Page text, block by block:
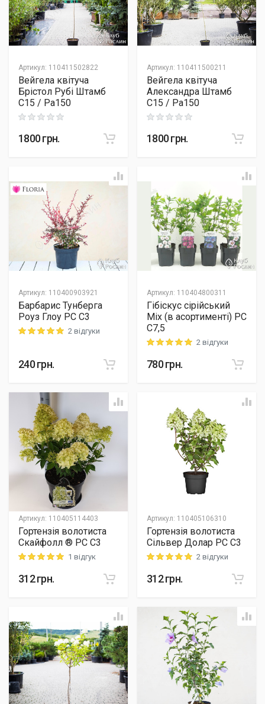
Артикул: 110411502822
Вейгела квітуча
Брістол Рубі Штамб
C15 / Pa150
Rating: 0 out of 5
1800грн.
Артикул: 110411500211
Вейгела квітуча
Александра Штамб
C15 / Pa150
Rating: 0 out of 5
1800грн.
Артикул: 110400903921
Барбарис Тунберга
Роуз Глоу PC C3
Rating: 5 out of 52 відгуки
240грн.
Артикул: 110404800311
Гібіскус сірійський
Mix (в асортименті) PC
C7,5
Rating: 5 out of 52 відгуки
780грн.
Артикул: 110405114403
Гортензія волотиста
Скайфолл ® PC C3
Rating: 5 out of 51 відгук
312грн.
Артикул: 110405106310
Гортензія волотиста
Сільвер Долар PC C3
Rating: 5 out of 52 відгуки
312грн.